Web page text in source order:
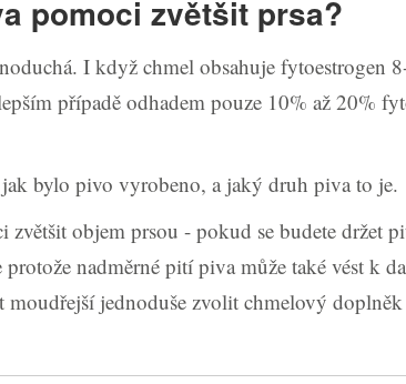
pomoci zvětšit prsa?
I když chmel obsahuje fytoestrogen
případě odhadem pouze 10% až 20%
bylo pivo vyrobeno, a jaký druh piva to je.
zvětšit objem prsou - pokud se budete držet
nadměrné pití piva může také vést k
jednoduše zvolit chmelový doplněk